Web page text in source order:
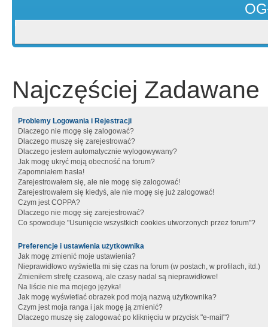
Najczęściej Zadawane
Problemy Logowania i Rejestracji
Dlaczego nie mogę się zalogować?
Dlaczego muszę się zarejestrować?
Dlaczego jestem automatycznie wylogowywany?
Jak mogę ukryć moją obecność na forum?
Zapomniałem hasła!
Zarejestrowałem się, ale nie mogę się zalogować!
Zarejestrowałem się kiedyś, ale nie mogę się już zalogować!
Czym jest COPPA?
Dlaczego nie mogę się zarejestrować?
Co spowoduje "Usunięcie wszystkich cookies utworzonych przez forum"?
Preferencje i ustawienia użytkownika
Jak mogę zmienić moje ustawienia?
Nieprawidłowo wyświetla mi się czas na forum (w postach, w profilach, itd.)
Zmieniłem strefę czasową, ale czasy nadal są nieprawidłowe!
Na liście nie ma mojego języka!
Jak mogę wyświetlać obrazek pod moją nazwą użytkownika?
Czym jest moja ranga i jak mogę ją zmienić?
Dlaczego muszę się zalogować po kliknięciu w przycisk "e-mail"?